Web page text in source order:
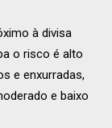
à divisa
o risco é alto
e enxurradas,
e baixo